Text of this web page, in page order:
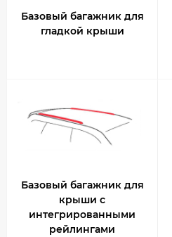
Базовый багажник для
гладкой крыши
Базовый багажник для
крыши с
интегрированными
рейлингами